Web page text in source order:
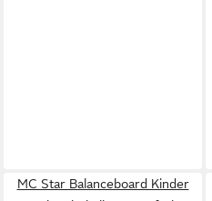
MC Star Balanceboard Kinder